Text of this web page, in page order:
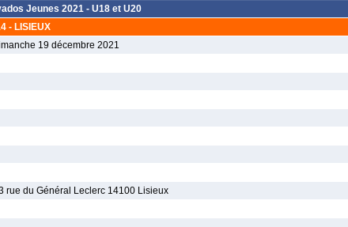
Jeunes 2021 - U18 et U20
- LISIEUX
19 décembre 2021
rue du Général Leclerc 14100 Lisieux